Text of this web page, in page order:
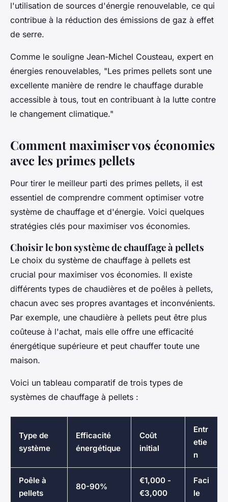
l'utilisation de sources d'énergie renouvelable, ce qui
contribue à la réduction des émissions de gaz à effet
de serre.
Comme le souligne Jean-Michel Cousteau, expert en
énergies renouvelables, "Les primes pellets sont une
excellente manière de rendre le chauffage durable
accessible à tous, tout en contribuant à la lutte contre
le changement climatique."
Comment maximiser vos économies
avec les primes pellets
Pour tirer le meilleur parti des primes pellets, il est
essentiel de comprendre comment optimiser votre
système de chauffage et d'énergie. Voici quelques
stratégies clés pour maximiser vos économies.
Choisir le bon système de chauffage à pellets
Le choix du système de chauffage à pellets est
crucial pour maximiser vos économies. Il existe
différents types de chaudières et de poêles à pellets,
chacun avec ses propres avantages et inconvénients.
Par exemple, une chaudière à pellets peut être plus
coûteuse à l'achat, mais elle offre une efficacité
énergétique supérieure et peut chauffer toute une
maison.
Voici un tableau comparatif de trois types de
systèmes de chauffage à pellets :
Type de
système
Efficacité
énergétique
Coût
initial
Entr
etie
n
Poêle à
pellets
80-90%
€1,000 -
€3,000
Faci
le